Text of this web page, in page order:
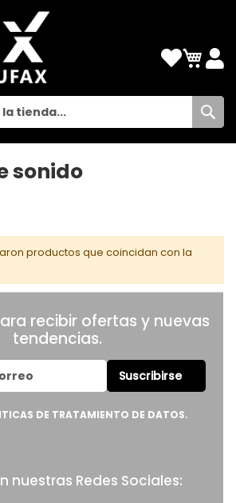
sonido
productos que coincidan con la
recibir ofertas y nuevas
tendencias.
Suscribirse
DE TRATAMIENTO DE DATOS.
nuestras Redes Sociales: